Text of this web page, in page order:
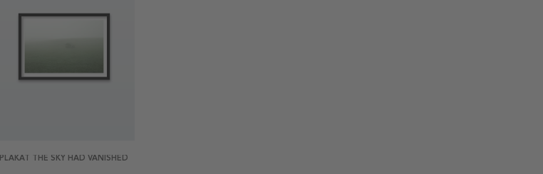
PLAKAT THE SKY HAD VANISHED